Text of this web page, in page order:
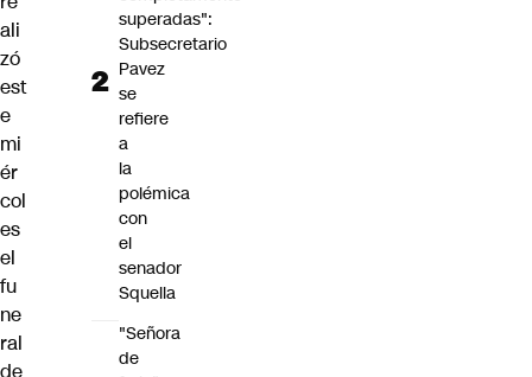
ali
zó
est
e
mi
ér
col
es
el
fu
ne
ral
de
superadas":
Subsecretario
Pavez
se
refiere
a
la
polémica
con
el
senador
Squella
"Señora
de